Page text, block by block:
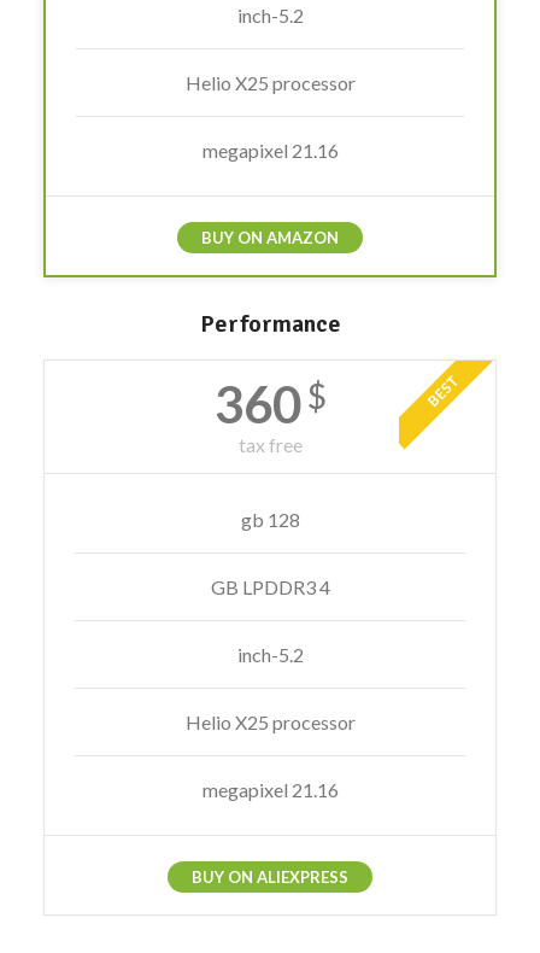
5.2-inch
Helio X25 processor
21.16 megapixel
BUY ON AMAZON
Performance
BEST
$
360
tax free
128 gb
4 GB LPDDR3
5.2-inch
Helio X25 processor
21.16 megapixel
BUY ON ALIEXPRESS